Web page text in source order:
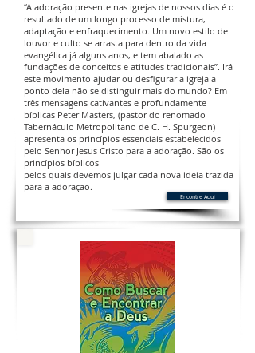
“A adoração presente nas igrejas de nossos dias é o
resultado de um longo processo de mistura,
adaptação e enfraquecimento. Um novo estilo de
louvor e culto se arrasta para dentro da vida
evangélica já alguns anos, e tem abalado as
fundações de conceitos e atitudes tradicionais”. Irá
este movimento ajudar ou desfigurar a igreja a
ponto dela não se distinguir mais do mundo? Em
três mensagens cativantes e profundamente
bíblicas Peter Masters, (pastor do renomado
Tabernáculo Metropolitano de C. H. Spurgeon)
apresenta os princípios essenciais estabelecidos
pelo Senhor Jesus Cristo para a adoração. São os
princípios bíblicos
pelos quais devemos julgar cada nova ideia trazida
para a adoração.
Encontre Aqui